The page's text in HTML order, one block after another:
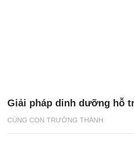
CÙNG CON TRƯỞNG THÀNH
Giải pháp dinh dưỡng hỗ